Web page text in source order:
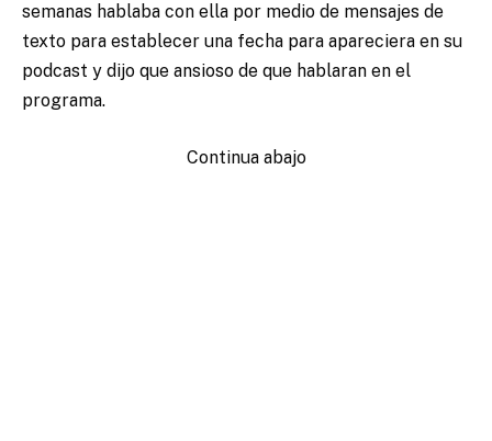
semanas hablaba con ella por medio de mensajes de
texto para establecer una fecha para apareciera en su
podcast y dijo que ansioso de que hablaran en el
programa.
Continua abajo